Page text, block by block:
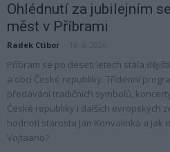
Ohlédnutí za jubilejním
měst v Příbrami
Radek Ctibor
Příbram se po deseti letech stala
a obcí České republiky. Třídenní
předávání tradičních symbolů,
České republiky i dalších evropských
hodnotí starosta Jan Konvalinka a jak
Vojtaano?